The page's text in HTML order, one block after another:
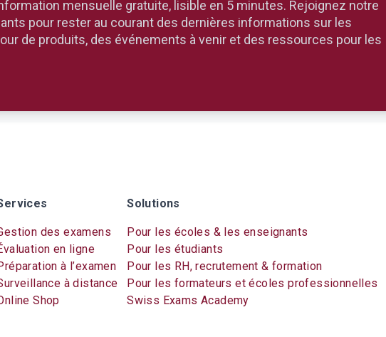
mensuelle gratuite, lisible en 5 minutes. Rejoignez notre
pour rester au courant des dernières informations sur les
de produits, des événements à venir et des ressources pour les
des examens
en ligne
à l’examen
à distance
Shop
Solutions
Pour les écoles & les enseignants
Pour les étudiants
Pour les RH, recrutement & formation
Pour les formateurs et écoles professionnelles
Swiss Exams Academy